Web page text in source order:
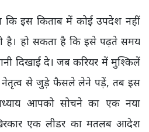
कि इस किताब में कोई उपदेश नहीं
है। हो सकता है कि इसे पढ़ते समय
दिखाई दे। जब करियर में मुश्किलें
नेतृत्व से जुड़े फैसले लेने पड़ें, तब इस
आपको सोचने का एक नया
एक लीडर का मतलब आदेश